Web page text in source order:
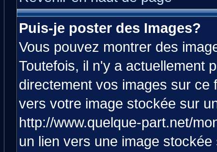
Puis-je poster des Images?
Vous pouvez montrer des
Toutefois, il n'y a actuellement
directement vos images sur ce
vers votre image stockée sur
http://www.quelque-part.net/
un lien vers une image